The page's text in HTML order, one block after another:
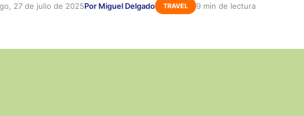
27 de julio de 2025Por Miguel Delgado TRAVEL 9 min de lectura